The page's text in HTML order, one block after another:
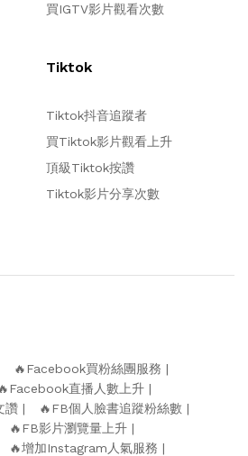
買IGTV影片觀看次數
Tiktok
Tiktok抖音追蹤者
買Tiktok影片觀看上升
頂級Tiktok按讚
Tiktok影片分享次數
🔥Facebook買粉絲團服務
直播人數上升
讚
🔥FB個人臉書追蹤粉絲數
🔥FB影片瀏覽量上升
🔥增加Instagram人氣服務